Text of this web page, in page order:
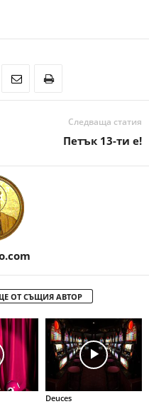
Следваща статия
Петък 13-ти е!
ОТ СЪЩИЯ АВТОР
Deuces